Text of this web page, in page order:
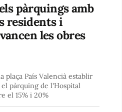
pàrquings amb
residents i
les obres
plaça País Valencià establir
pàrquing de l'Hospital
el 15% i 20%